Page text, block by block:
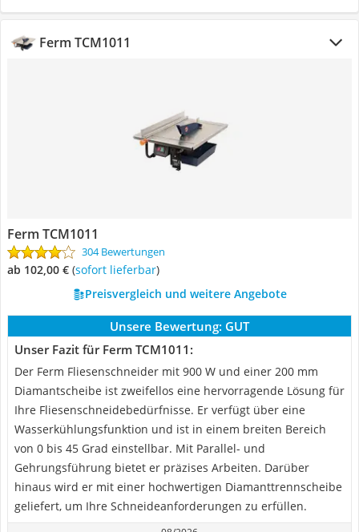
Ferm TCM1011
Ferm TCM1011
304 Bewertungen
ab 102,00 € ( Sofort lieferbar)
Preisvergleich und weitere Angebote
Unsere Bewertung: GUT
Unser Fazit für Ferm TCM1011:
Der Ferm Fliesenschneider mit 900 W und einer 200 mm
Diamantscheibe ist zweifellos eine hervorragende Lösung für
Ihre Fliesenschneidebedürfnisse. Er verfügt über eine
Wasserkühlungsfunktion und ist in einem breiten Bereich
von 0 bis 45 Grad einstellbar. Mit Parallel- und
Gehrungsführung bietet er präzises Arbeiten. Darüber
hinaus wird er mit einer hochwertigen Diamanttrennscheibe
geliefert, um Ihre Schneideanforderungen zu erfüllen.